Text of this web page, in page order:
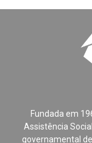
Fundada em
Assistência
governamental